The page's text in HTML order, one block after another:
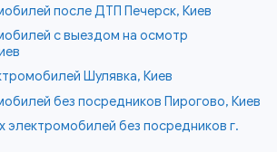
после ДТП Печерск, Киев
с выездом на осмотр
Шулявка, Киев
без посредников Пирогово, Киев
электромобилей без посредников г.